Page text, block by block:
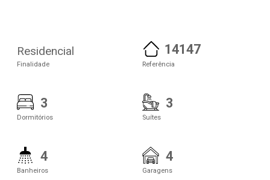
Residencial
Finalidade
14147
Referência
3
Dormitórios
3
Suítes
4
Banheiros
4
Garagens